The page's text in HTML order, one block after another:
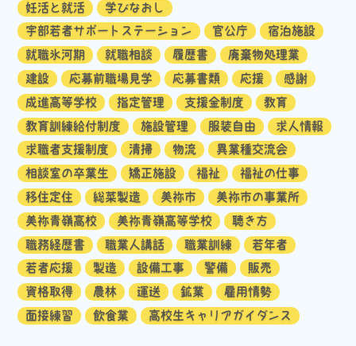
妊活と就活
学びなおし
宇部若者サポートステーション
官公庁
宿泊施設
就職氷河期
就職相談 履歴書
廃棄物処理業
建設
応募前職場見学 応募書類 応援
感謝
成進高等学校
指定管理 支援金制度
教育
教育訓練給付制度
施設管理 服装自由
求人情報
求職者支援制度
清掃 物流
異業種交流会
相談室の卒業生
矯正施設 福祉
福祉の仕事
移住定住
総菜製造 美祢市
美祢市の事業所
美祢青嶺高校
美祢青嶺高等学校
聴き方
職務経歴書
職業人講話 職業訓練
若年者
若者応援
製造 設備工事 警備
販売
資格取得
農林 運送 鉱業
雇用情勢
面接練習
飲食業 高校生キャリアガイダンス